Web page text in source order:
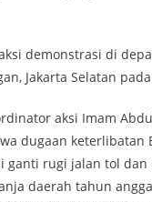
demonstrasi di
Jakarta Selatan
aksi Imam
dugaan keterlibatan
ganti rugi jalan tol dan
daerah tahun